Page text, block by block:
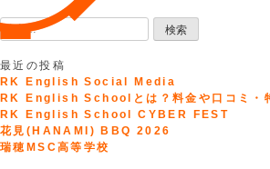
to
content
検
索:
最近の投稿
RK English Social Media
RK English Schoolとは？料金や口コミ・
RK English School CYBER FEST
花見(HANAMI) BBQ 2026
瑞穂MSC高等学校